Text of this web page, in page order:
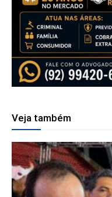
Veja também